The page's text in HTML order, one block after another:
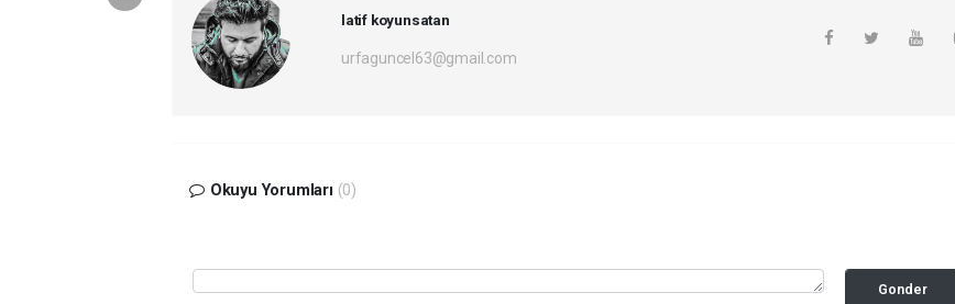
latif koyunsatan
urfaguncel63@gmail.com
Okuyu Yorumları (0)
Gonder